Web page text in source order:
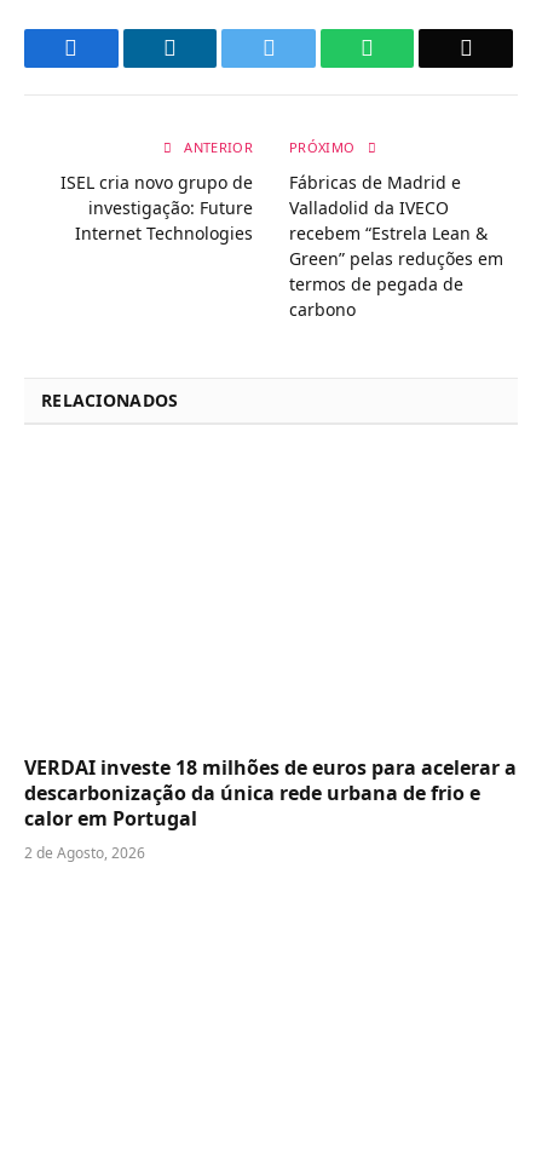
WhatsApp
ANTERIOR
ISEL cria novo grupo de
investigação: Future
Internet Technologies
PRÓXIMO
Fábricas de Madrid e
Valladolid da IVECO
recebem “Estrela Lean &
Green” pelas reduções em
termos de pegada de
carbono
RELACIONADOS
VERDAI investe 18 milhões de euros para acelerar a
descarbonização da única rede urbana de frio e
calor em Portugal
2 de Agosto, 2026